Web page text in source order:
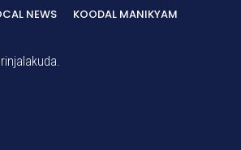
NEWS KOODAL MANIKYAM